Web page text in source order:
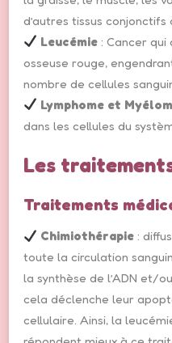
d’autres tissus conjonctifs
Leucémie : Cancer
osseuse rouge,
nombre de cellules
Lymphome et
dans les cellules du
Les
Traitements
Chimiothérapie :
toute la circulation
la synthèse de l’ADN et/
cela déclenche leur
cellulaire. Ainsi, la